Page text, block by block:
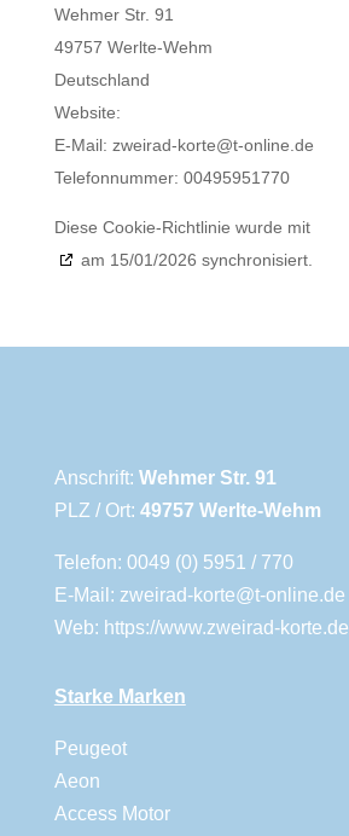
Wehmer Str. 91
49757 Werlte-Wehm
Deutschland
Website:
E-Mail: zweirad-korte@t-online.de
Telefonnummer: 00495951770
Diese Cookie-Richtlinie wurde mit
am 15/01/2026 synchronisiert.
Anschrift: Wehmer Str. 91
PLZ / Ort: 49757 Werlte-Wehm
Telefon: 0049 (0) 5951 / 770
E-Mail: zweirad-korte@t-online.de
Web: https://www.zweirad-korte.de
Starke Marken
Peugeot
Aeon
Access Motor